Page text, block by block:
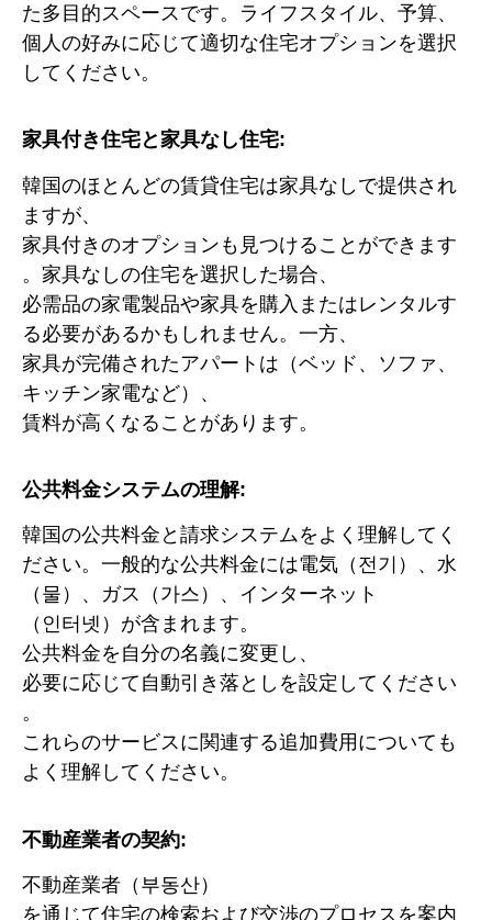
た多目的スペースです。ライフスタイル、予算、
個人の好みに応じて適切な住宅オプションを選択
してください。
家具付き住宅と家具なし住宅:
韓国のほとんどの賃貸住宅は家具なしで提供され
ますが、
家具付きのオプションも見つけることができます
。家具なしの住宅を選択した場合、
必需品の家電製品や家具を購入またはレンタルす
る必要があるかもしれません。一方、
家具が完備されたアパートは（ベッド、ソファ、
キッチン家電など）、
賃料が高くなることがあります。
公共料金システムの理解:
韓国の公共料金と請求システムをよく理解してく
ださい。一般的な公共料金には電気（전기）、水
（물）、ガス（가스）、インターネット
（인터넷）が含まれます。
公共料金を自分の名義に変更し、
必要に応じて自動引き落としを設定してください
。
これらのサービスに関連する追加費用についても
よく理解してください。
不動産業者の契約:
不動産業者（부동산）
を通じて住宅の検索および交渉のプロセスを案内